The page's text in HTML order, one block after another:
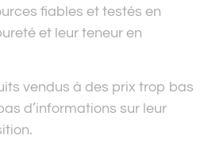
fiables et testés en
et leur teneur en
vendus à des prix trop bas
d’informations sur leur